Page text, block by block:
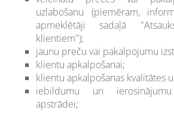
uzlabošanu (piemēram,
apmeklētāji sadaļā
klientiem");
jaunu preču vai pakalpojumu
klientu apkalpošanai;
klientu apkalpošanas kvalitātes
iebildumu un
apstrādei;